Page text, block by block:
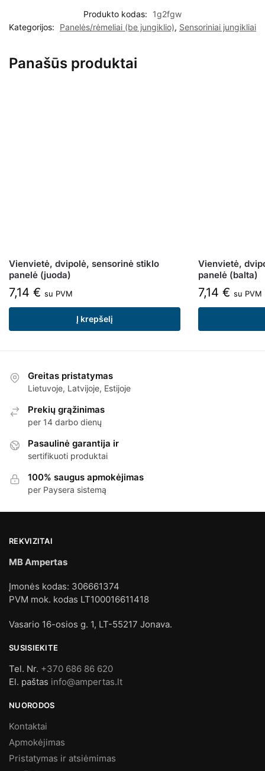
Produkto kodas:
1g2fgw
Kategorijos:
Panelės/rėmeliai (be jungiklio), Sensoriniai jungikliai
Panašūs produktai
Vienvietė, dvipolė, sensorinė stiklo
panelė (juoda)
7,14 € su PVM
Į krepšelį
Vienvietė,
panelė (balta)
7,14 € su PVM
Greitas pristatymas
Lietuvoje, Latvijoje, Estijoje
Prekių grąžinimas
per 14 darbo dienų
Pasaulinė garantija ir
sertifikuoti produktai
100% saugus apmokėjimas
per Paysera sistemą
REKVIZITAI
MB Ampertas
Įmonės kodas: 306661374
PVM mok. kodas LT100016611418
Vasario 16-osios g. 1, LT-55217 Jonava.
SUSISIEKITE
Tel. Nr. +370 686 86 620
El. paštas info@ampertas.lt
NUORODOS
Kontaktai
Apmokėjimas
Pristatymas ir atsiėmimas